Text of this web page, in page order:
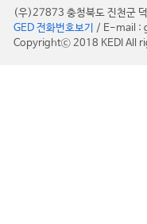
(우)27873 충청북도 진천군
GED 전화번호보기 / E-mail :
Copyrightⓒ 2018 KEDI All